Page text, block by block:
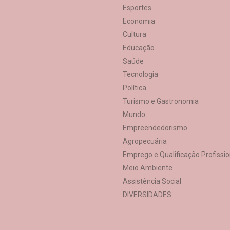
Esportes
Economia
Cultura
Educação
Saúde
Tecnologia
Política
Turismo e Gastronomia
Mundo
Empreendedorismo
Agropecuária
Emprego e Qualificação
Meio Ambiente
Assistência Social
DIVERSIDADES